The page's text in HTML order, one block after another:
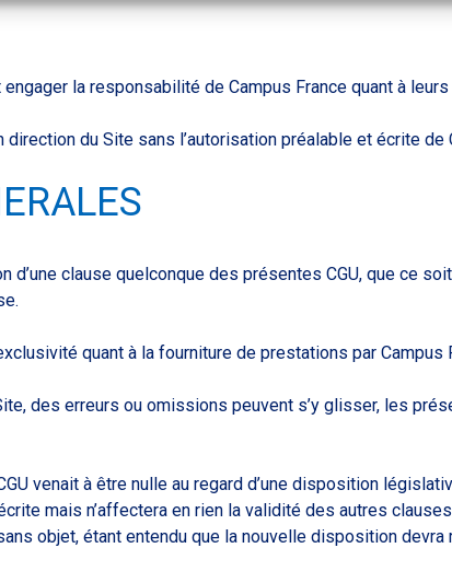
la responsabilité de Campus France quant à leurs
du Site sans l’autorisation préalable et écrite de
d’une clause quelconque des présentes CGU, que ce
quant à la fourniture de prestations par Campus
des erreurs ou omissions peuvent s’y glisser, les
venait à être nulle au regard d’une disposition
mais n’affectera en rien la validité des autres
objet, étant entendu que la nouvelle disposition